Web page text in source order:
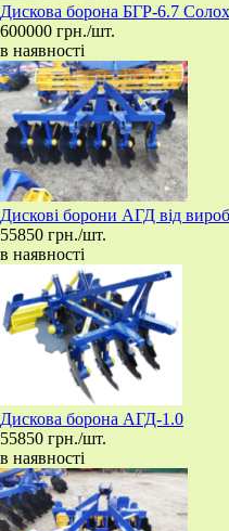
​Дискова борона БГР-6.7
600000 грн./шт.
в наявності
​Дискові борони АГД від
55850 грн./шт.
в наявності
​Дискова борона АГД-1.0
55850 грн./шт.
в наявності